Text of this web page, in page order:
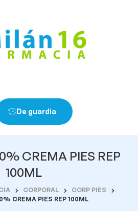
De guardia
CREMA PIES REP
100ML
CORPORAL
CORP PIES
CREMA PIES REP 100ML